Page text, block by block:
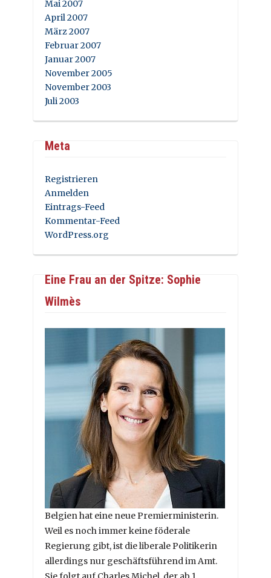
Mai 2007
April 2007
März 2007
Februar 2007
Januar 2007
November 2005
November 2003
Juli 2003
Meta
Registrieren
Anmelden
Eintrags-Feed
Kommentar-Feed
WordPress.org
Eine Frau an der Spitze: Sophie
Wilmès
Belgien hat eine neue Premierministerin.
Weil es noch immer keine föderale
Regierung gibt, ist die liberale Politikerin
allerdings nur geschäftsführend im Amt.